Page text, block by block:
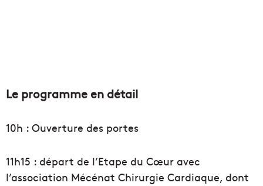
Le programme en détail
10h : Ouverture des portes
11h15 : départ de l’Etape du Cœur avec
l’association Mécénat Chirurgie Cardiaque, dont